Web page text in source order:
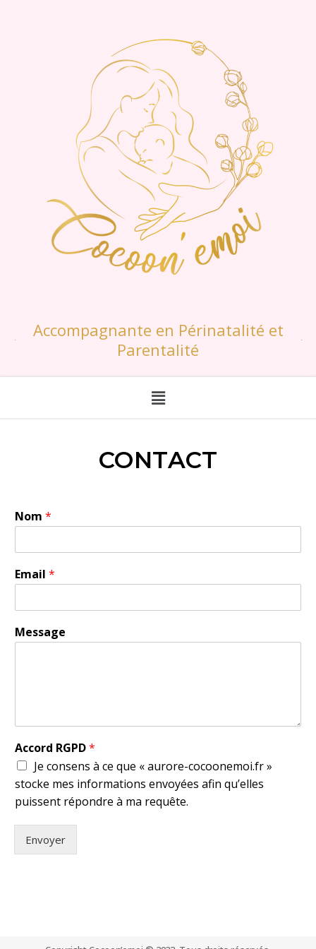
Accompagnante en Périnatalité et
Parentalité
CONTACT
Nom *
Email *
Message
Accord RGPD*
Je consens à ce que « aurore-cocoonemoi.fr »
stocke mes informations envoyées afin qu’elles
puissent répondre à ma requête.
Envoyer